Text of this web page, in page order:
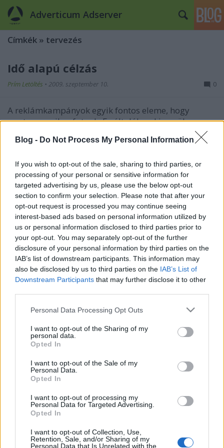
Blog - Do Not Process My Personal Information
If you wish to opt-out of the sale, sharing to third parties, or
processing of your personal or sensitive information for
targeted advertising by us, please use the below opt-out
section to confirm your selection. Please note that after your
opt-out request is processed you may continue seeing
interest-based ads based on personal information utilized by
us or personal information disclosed to third parties prior to
your opt-out. You may separately opt-out of the further
disclosure of your personal information by third parties on the
IAB’s list of downstream participants. This information may
also be disclosed by us to third parties on the IAB’s List of
Downstream Participants that may further disclose it to other
Please note that this website/app uses one or more Google
not limited to your visit or usage behaviour. You may click to
grant or deny consent to Google and its third-party tags to
use your data for below specified purposes in below Google
consent section.
Personal Data Processing Opt Outs
I want to opt-out of the Sharing of my
personal data.
Opted In
I want to opt-out of the Sale of my
Personal Data.
Opted In
I want to opt-out of processing my
Personal Data for Targeted Advertising.
Opted In
I want to opt-out of Collection, Use,
Retention, Sale, and/or Sharing of my
Personal Data that Is Unrelated with the
Adverticum Adserver
Címkék » tervezés
Idő alapú célzás
Prím Letöltés • 2009. szeptember 10. 0
A reklámkampányok egyik fontos eleme, hogy
pontosan mikor futnak. Ez általában kimerül a
kezdési és vége dátum meghatározásában, esetleg
konkrét időpontok kijelölésében, amikor a
megjelenési számát (közel) valós időben…
Célozzunk a gépház alá
Prím Letöltés •2009. augusztus 24.
A targetálási lehetőségek bemutatását kezdjük a
technológiai célzás lehetőségeivel. Az adserver által
az oldalakba beépített kódokkal a felhasználók
böngészőjéből nyerhetünk ki adatokat. A browser
többek között a rendszerről is szolgáltat
információkat, melyeket egy…
Targetálásról bővebben...
Prím Letöltés•2009. augusztus 24.
A Rabbit Blogon megjelent targetálási opciók
áttekintése után felmerül a kérdés, hogy ebből a sok
lehetőségből mennyi van használatban
Magyarországon, és pontosan mit is takarhatnak az
egyes elnevezések. Az ott felsorolt: attitudinális
viselkedés alapú kontextuális…
Redesign a hatásosabb